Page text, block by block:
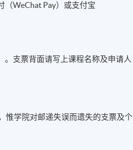
（WeChat Pay）或支付宝
支票背面请写上课程名称及申请人
惟学院对邮递失误而遗失的支票及个